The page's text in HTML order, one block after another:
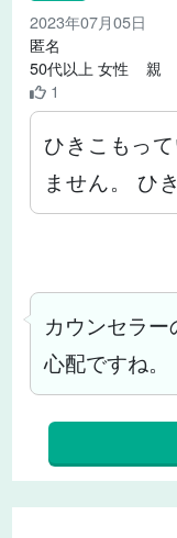
2023年07月05日
匿名
50代以上 女性 親
1
ひきこもっ
ません。 ひ
カウンセラ
心配ですね。